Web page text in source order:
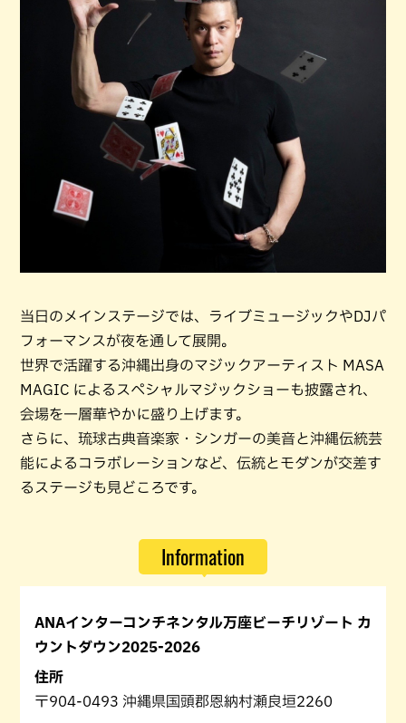
当日のメインステージでは、ライブミュージックやDJパ
フォーマンスが夜を通して展開。
世界で活躍する沖縄出身のマジックアーティスト MASA
MAGIC によるスペシャルマジックショーも披露され、
会場を一層華やかに盛り上げます。
さらに、琉球古典音楽家・シンガーの美音と沖縄伝統芸
能によるコラボレーションなど、伝統とモダンが交差す
るステージも見どころです。
Information
ANAインターコンチネンタル万座ビーチリゾート カ
ウントダウン2025-2026
住所
〒904-0493 沖縄県国頭郡恩納村瀬良垣2260